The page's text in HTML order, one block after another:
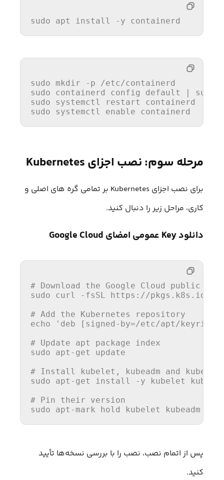
sudo apt install -y containerd
sudo mkdir -p /etc/containerd
sudo containerd config default | sudo
sudo systemctl restart containerd
sudo systemctl enable containerd
مرحله سوم: نصب اجزای Kubernetes
برای نصب اجزای Kubernetes بر تمامی گره های اصلی و
کاری، مراحل زیر را دنبال کنید.
دانلود Key عمومی امضای Google Cloud
# Download the Google Cloud public
sudo curl -fsSL https: //pkgs.k8s.io
# Add the Kubernetes repository
echo
'deb [signed-by=/etc/apt/
# Update apt package index
sudo apt-get update
# Install kubelet, kubeadm and kubectl
sudo apt-get install -y kubelet
# Pin their version
sudo apt-mark hold kubelet kubeadm
پس از اتمام نصب، نصب را با بررسی نسخه‌ها تأیید
کنید.